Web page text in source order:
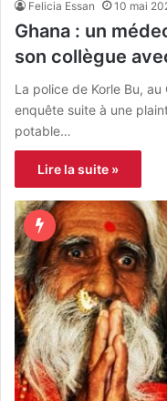
Felicia Essan 10 mai
Ghana : un
son collègue
La police de Korle Bu,
enquête suite à une
potable…
Lire la suite »